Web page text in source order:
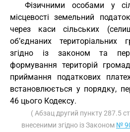
Фізичними особами у
місцевості земельний
через каси сільських
об’єднаних територіальних
згідно із законом та
формування територій
приймання податкових
встановлюється у порядку,
46 цього Кодексу.
( Абзац другий пункту 287.5
внесеними згідно із Законом №